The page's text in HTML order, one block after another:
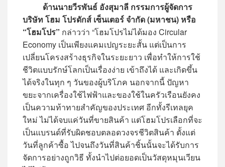
ด้านนายวีรพันธ์ อังสุมาลี กรรมการผู้จัดการ
บริษัท โฮม โปรดักส์ เซ็นเตอร์ จำกัด (มหาชน) หรือ
“โฮมโปร” กล่าวว่า “โฮมโปรไม่ได้มอง Circular
Economy เป็นเพียงแคมเปญระยะสั้น แต่เป็นการ
เปลี่ยนโครงสร้างธุรกิจในระยะยาว เพื่อทำให้การใช้
ชีวิตแบบรักษ์โลกเป็นเรื่องง่าย เข้าถึงได้ และเกิดขึ้น
ได้จริงในทุก ๆ วันของผู้บริโภค นอกจากนี้ ปัญหา
ขยะจากเครื่องใช้ไฟฟ้าและของใช้ในครัวเรือนยังคง
เป็นความท้าทายสำคัญของประเทศ อีกทั้งรีเทลยุค
ใหม่ ไม่ได้จบแค่วันที่ขายสินค้า แต่โฮมโปรเลือกที่จะ
เป็นแบรนด์ที่รับผิดชอบตลอดวงจรชีวิตสินค้า ตั้งแต่
วันที่ลูกค้าซื้อ ไปจนถึงวันที่สินค้าชิ้นนั้นจะได้รับการ
จัดการอย่างถูกวิธี ทั้งนำไปต่อยอดเป็นวัสดุหมุนเวียน